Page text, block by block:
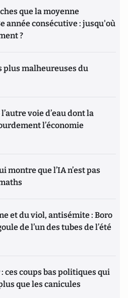
que la moyenne
année consécutive : jusqu'où
?
plus malheureuses du
voie d’eau dont la
l’économie
montre que l’IA n’est pas
et du viol, antisémite : Boro
de l’un des tubes de l’été
coups bas politiques qui
que les canicules